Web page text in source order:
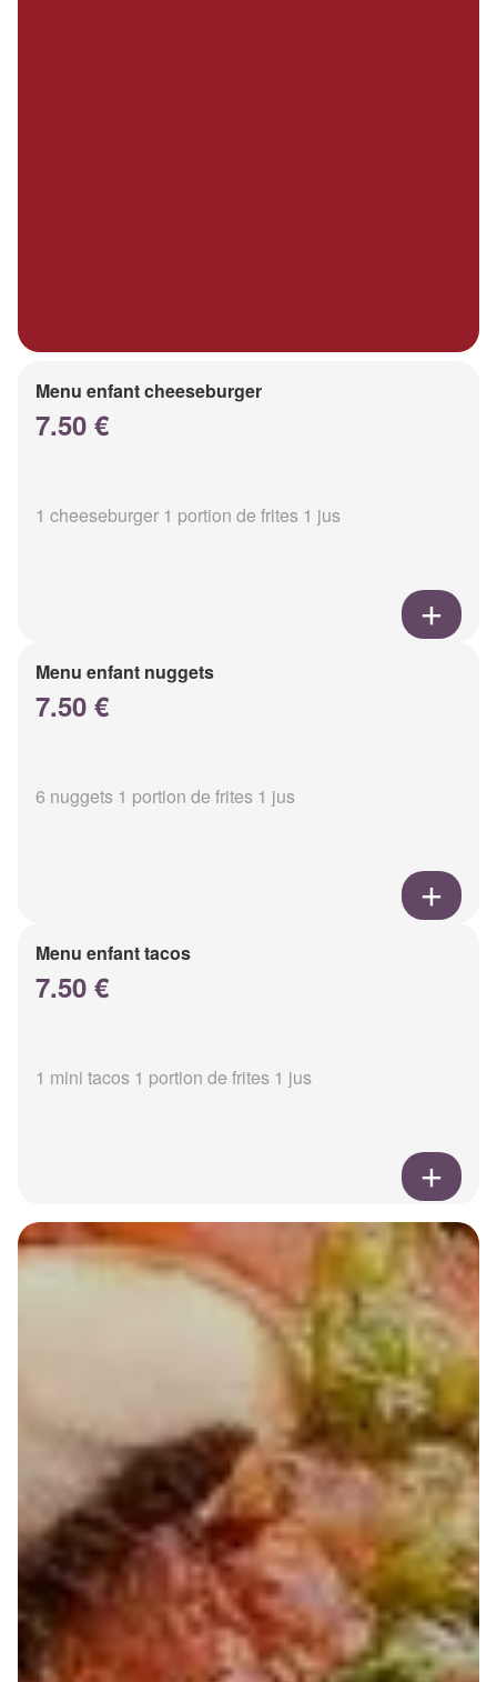
Menu enfant cheeseburger
7.50 €
1 cheeseburger 1 portion de frites 1 jus
Menu enfant nuggets
7.50 €
6 nuggets 1 portion de frites 1 jus
Menu enfant tacos
7.50 €
1 mini tacos 1 portion de frites 1 jus